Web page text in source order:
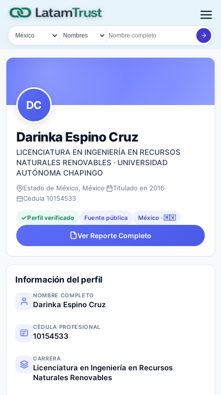
País
Tipo de búsqueda
Nombre o documento
DC
Darinka Espino Cruz
LICENCIATURA EN INGENIERÍA EN RECURSOS
NATURALES RENOVABLES · UNIVERSIDAD
AUTÓNOMA CHAPINGO
Estado de México, México
Titulado en 2016
Cédula 10154533
Perfil verificado Fuente pública México · 🇲🇽
Ver Reporte Completo
Información del perfil
NOMBRE COMPLETO
Darinka Espino Cruz
CÉDULA PROFESIONAL
10154533
CARRERA
Licenciatura en Ingeniería en Recursos
Naturales Renovables